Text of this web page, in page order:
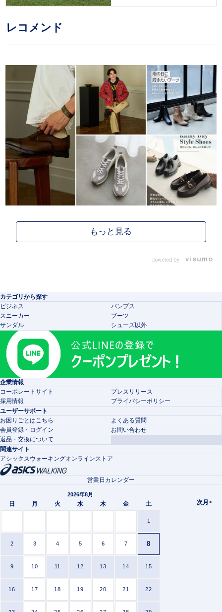
レコメンド
powered by
カテゴリから探す
ビジネス
パンプス
スニーカー
ブーツ
サンダル
シューズ以外
企業情報
コーポレートサイト
プレスリリース
採用情報
プライバシーポリシー
ユーザーサポート
お困りごとはこちら
よくある質問
会員登録・ログイン
お問い合わせ
返品・交換について
関連サイト
アシックスウォーキングオンラインストア
次月 >
営業日カレンダー
2026年8月
日 月 火 水 木 金 土
1
2 3 4 5 6 7 8
9 10 11 12 13 14 15
16 17 18 19 20 21 22